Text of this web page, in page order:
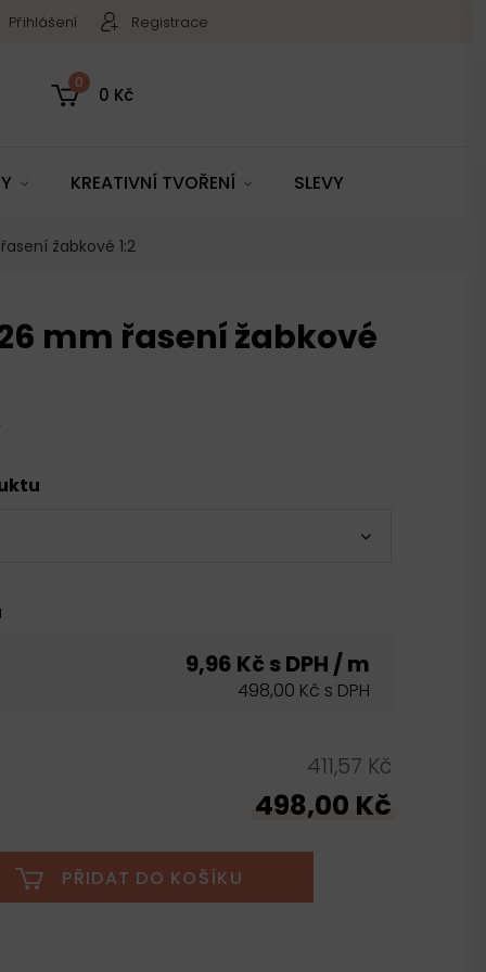
Přihlášení Registrace
0
0 Kč
KREATIVNÍ TVOŘENÍ SLEVY
žabkové 1:2
mm řasení žabkové
9,96 Kč s DPH / m
498,00 Kč s DPH
411,57 Kč
498,00 Kč
PŘIDAT DO KOŠÍKU